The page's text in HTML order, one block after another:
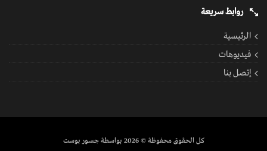
روابط سريعة
الرئيسية
فيديوهات
إتصل بنا
كل الحقوق محفوظة© 2026 بواسطة جسور بوست